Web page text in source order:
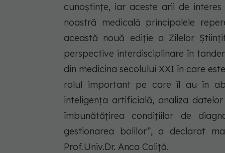
cunoștințe, iar aceste arii de
noastră medicală principalele
această nouă ediție a Zilelor
perspective interdisciplinare în
din medicina secolului XXI în care
rolul important pe care îl au în
inteligența artificială, analiza
îmbunătățirea condițiilor de
gestionarea bolilor”, a declarat
Prof.Univ.Dr. Anca Coliță.